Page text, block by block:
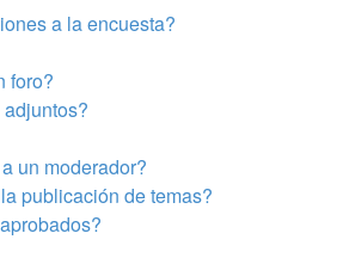
a la encuesta?
foro?
un moderador?
publicación de temas?